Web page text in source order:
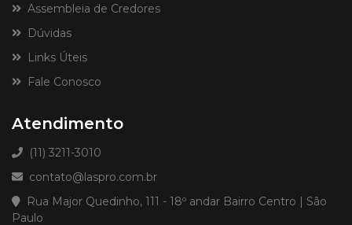
Assembleia de Credores
Dúvidas
Links Úteis
Fale Conosco
Atendimento
(11) 3211-3010
contato@laspro.com.br
Rua Major Quedinho, 111 - 18º andar Bairro Centro | São
Paulo